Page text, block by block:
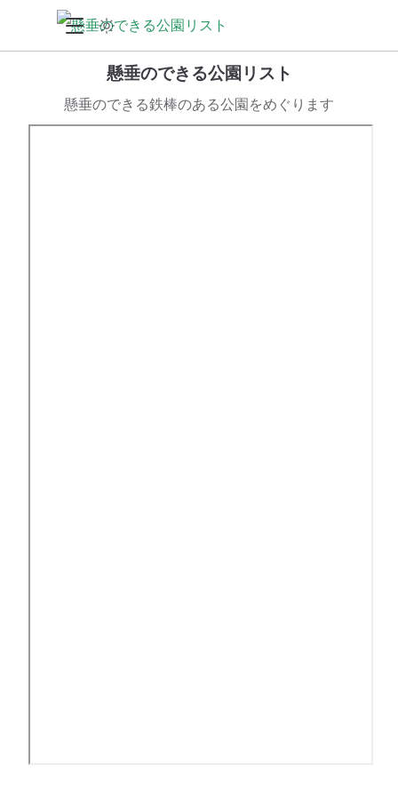
懸垂のできる公園リスト
懸垂のできる鉄棒のある公園をめぐります